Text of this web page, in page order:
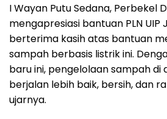
I Wayan Putu Sedana, Perbekel
mengapresiasi bantuan PLN UIP
berterima kasih atas bantuan
sampah berbasis listrik ini.
baru ini, pengelolaan sampah di
berjalan lebih baik, bersih, dan
ujarnya.